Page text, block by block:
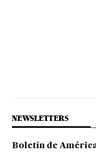
NEWSLETTERS
Boletín de